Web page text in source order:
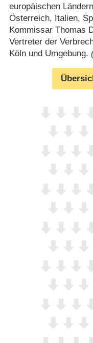
europäischen
Österreich, Italien,
Kommissar Thomas
Vertreter der
Köln und Umgebung.